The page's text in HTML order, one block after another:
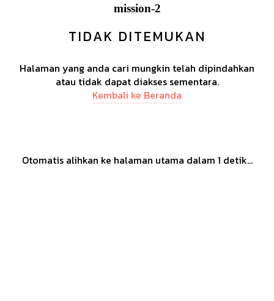
mission-2
TIDAK DITEMUKAN
Halaman yang anda cari mungkin telah dipindahkan
atau tidak dapat diakses sementara.
Kembali ke Beranda
Otomatis alihkan ke halaman utama dalam 1 detik...